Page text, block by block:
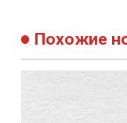
Похожие